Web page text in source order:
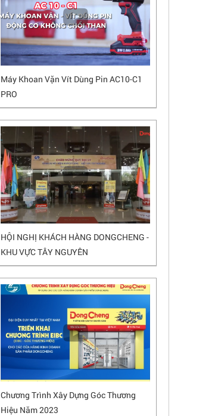
Máy Khoan Vặn Vít Dùng Pin AC10-C1
PRO
HỘI NGHỊ KHÁCH HÀNG DONGCHENG -
KHU VỰC TÂY NGUYÊN
Chương Trình Xây Dựng Góc Thương
Hiệu Năm 2023